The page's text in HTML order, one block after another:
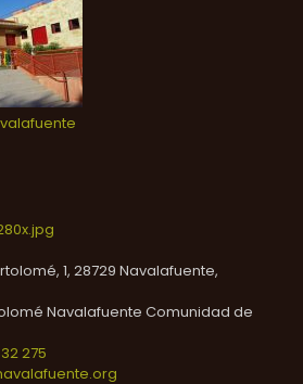
1, 28729 Navalafuente,
Navalafuente Comunidad de
275